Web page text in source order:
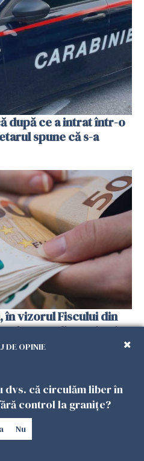
după ce a intrat într-o
spune că s-a
vizorul Fiscului din
de euro din venituri,
DE OPINIE
dvs. că circulăm liber în
control la granițe?
Nu